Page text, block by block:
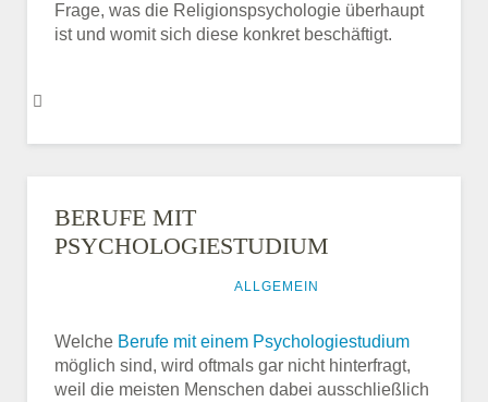
Frage, was die Religionspsychologie überhaupt
ist und womit sich diese konkret beschäftigt.
BERUFE MIT
PSYCHOLOGIESTUDIUM
ALLGEMEIN
Welche Berufe mit einem Psychologiestudium
möglich sind, wird oftmals gar nicht hinterfragt,
weil die meisten Menschen dabei ausschließlich